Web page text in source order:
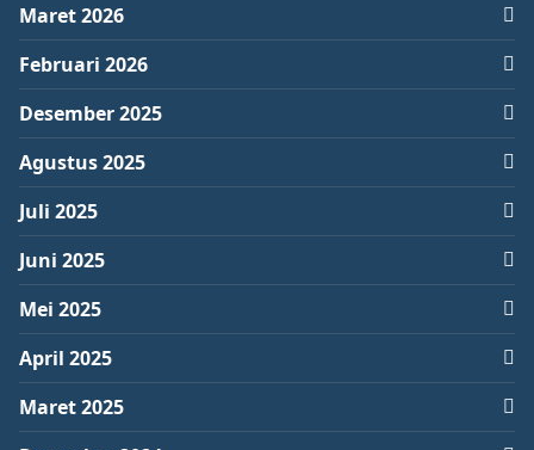
Maret 2026
Februari 2026
Desember 2025
Agustus 2025
Juli 2025
Juni 2025
Mei 2025
April 2025
Maret 2025